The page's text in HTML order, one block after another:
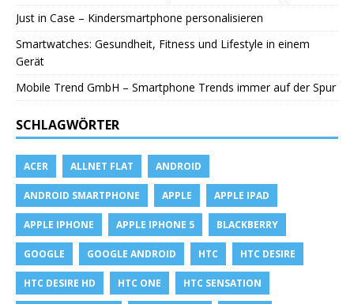
Just in Case – Kindersmartphone personalisieren
Smartwatches: Gesundheit, Fitness und Lifestyle in einem
Gerät
Mobile Trend GmbH – Smartphone Trends immer auf der Spur
SCHLAGWÖRTER
ACER ALLNET FLAT ANDROID
ANDROID SMARTPHONE APPLE APPLE IPAD
APPLE IPHONE APPLE IPHONE 5 BLACKBERRY
GOOGLE GOOGLE ANDROID HTC HTC DESIRE
HTC DESIRE HD HTC ONE HTC SENSATION